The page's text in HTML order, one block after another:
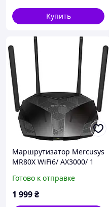
Купить
Маршрутизатор Mercusys
MR80X WiFi6/ AX3000/ 1
Готово к отправке
1 999₴